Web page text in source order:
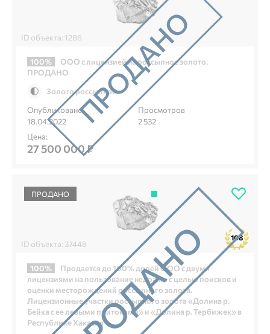
ID объекта: 1286
100%
ООО с лицензией на россыпное золото.
ПРОДАНО
Золото россыпное
Опубликовано
18.04.2022
Просмотров
2 532
Цена:
27 500 000 ₽
ПРОДАНО
ID объекта: 37448
108
100%
Продается до 100% долей ООО с двумя
лицензиями на пользование недрами с целью поисков и
оценки месторождений россыпного золота.
Лицензионные участки россыпного золота «Долина р.
Бейка с ее левыми притоками» и «Долина р. Тербижек» в
Республике Хакасия